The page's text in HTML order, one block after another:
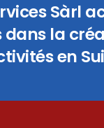
Sàrl
la
en